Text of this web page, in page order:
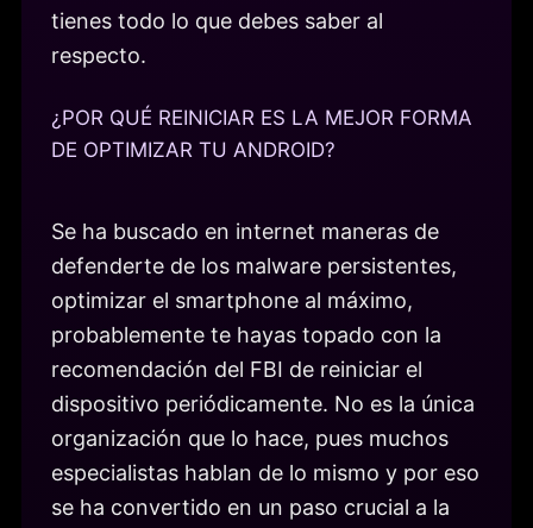
tienes todo lo que debes saber al
respecto.
¿POR QUÉ REINICIAR ES LA MEJOR FORMA
DE OPTIMIZAR TU ANDROID?
Se ha buscado en internet maneras de
defenderte de los malware persistentes,
optimizar el smartphone al máximo,
probablemente te hayas topado con la
recomendación del FBI de reiniciar el
dispositivo periódicamente. No es la única
organización que lo hace, pues muchos
especialistas hablan de lo mismo y por eso
se ha convertido en un paso crucial a la